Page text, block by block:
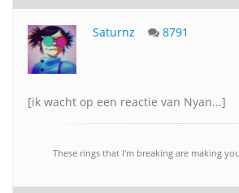
Saturnz 8791
[ik wacht op een reactie van Nyan...]
These rings that I'm breaking are making